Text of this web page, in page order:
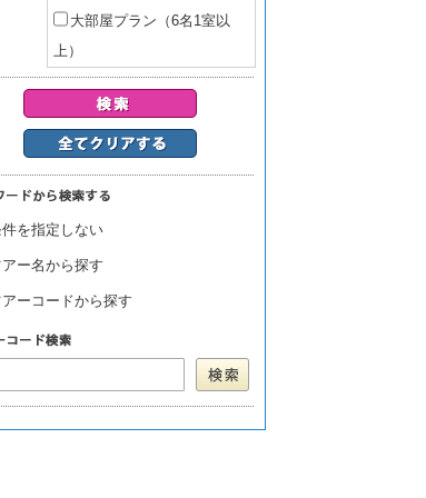
大部屋プラン（6名1室以
上）
を指定しない
アー名から探す
アーコードから探す